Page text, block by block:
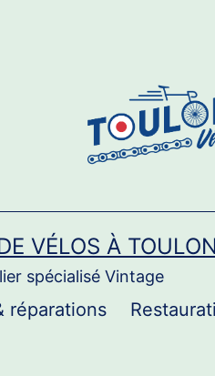
VÉLOS À TOULON
spécialisé Vintage
réparations